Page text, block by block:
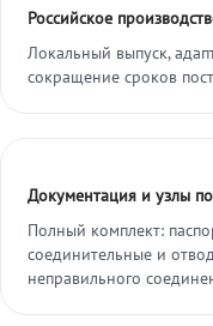
Российское
Локальный выпуск,
сокращение сроков
Документация и узлы по
Полный комплект:
соединительные и
неправильного